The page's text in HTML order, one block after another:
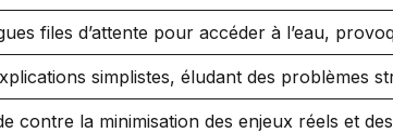
files d’attente pour accéder à l’eau,
simplistes, éludant des problèmes
contre la minimisation des enjeux réels et